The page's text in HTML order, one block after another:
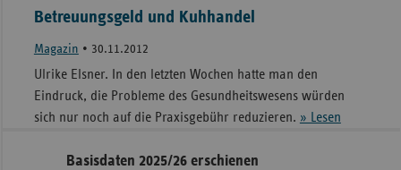
Betreuungsgeld und Kuhhandel
Magazin • 30.11.2012
Ulrike Elsner. In den letzten Wochen hatte man den
Eindruck, die Probleme des Gesundheitswesens würden
sich nur noch auf die Praxisgebühr reduzieren. » Lesen
Seitennavigation
SeitenleisteBasisdaten 2025/26 erschienen